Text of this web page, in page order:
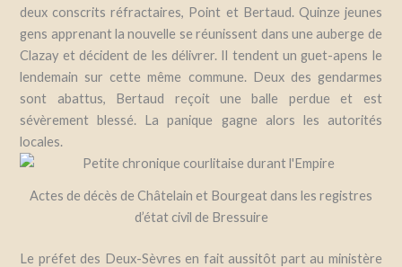
deux conscrits réfractaires, Point et Bertaud. Quinze jeunes
gens apprenant la nouvelle se réunissent dans une auberge de
Clazay et décident de les délivrer. Il tendent un guet-apens le
lendemain sur cette même commune. Deux des gendarmes
sont abattus, Bertaud reçoit une balle perdue et est
sévèrement blessé. La panique gagne alors les autorités
locales.
Actes de décès de Châtelain et Bourgeat dans les registres
d’état civil de Bressuire
Le préfet des Deux-Sèvres en fait aussitôt part au ministère